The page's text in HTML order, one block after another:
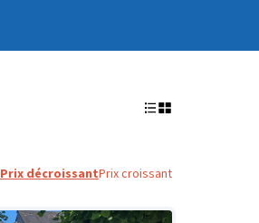
Prix décroissantPrix croissant